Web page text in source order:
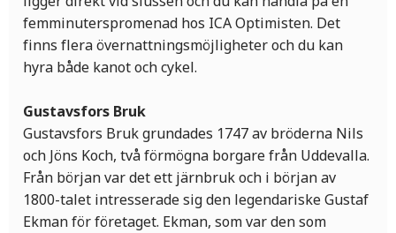
femminuterspromenad hos ICA Optimisten. Det
finns flera övernattningsmöjligheter och du kan
hyra både kanot och cykel.
Gustavsfors Bruk
Gustavsfors Bruk grundades 1747 av bröderna Nils
och Jöns Koch, två förmögna borgare från Uddevalla.
Från början var det ett järnbruk och i början av
1800-talet intresserade sig den legendariske Gustaf
Ekman för företaget. Ekman, som var den som